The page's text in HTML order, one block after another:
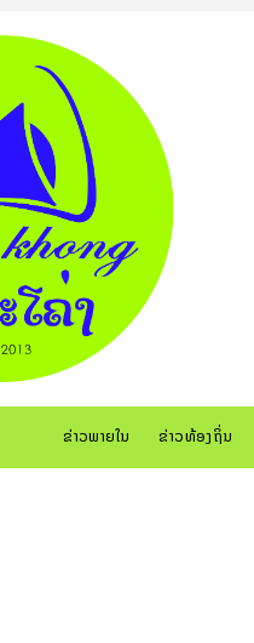
ຂ່າວພາຍໃນ ຂ່າວທ້ອງຖິ່ນ